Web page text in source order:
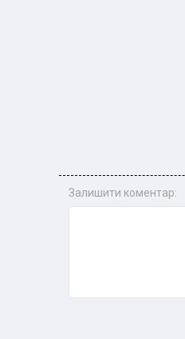
Залишити коментар: